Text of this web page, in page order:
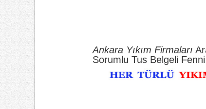
Ankara Yıkım Firmaları
Sorumlu Tus Belgeli